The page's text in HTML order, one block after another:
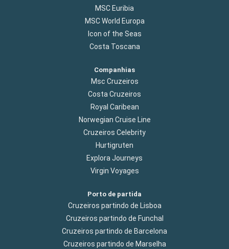
MSC Euribia
MSC World Europa
Icon of the Seas
Costa Toscana
Companhias
Msc Cruzeiros
Costa Cruzeiros
Royal Caribean
Norwegian Cruise Line
Cruzeiros Celebrity
Hurtigruten
Explora Journeys
Virgin Voyages
Porto de partida
Cruzeiros partindo de Lisboa
Cruzeiros partindo de Funchal
Cruzeiros partindo de Barcelona
Cruzeiros partindo de Marselha